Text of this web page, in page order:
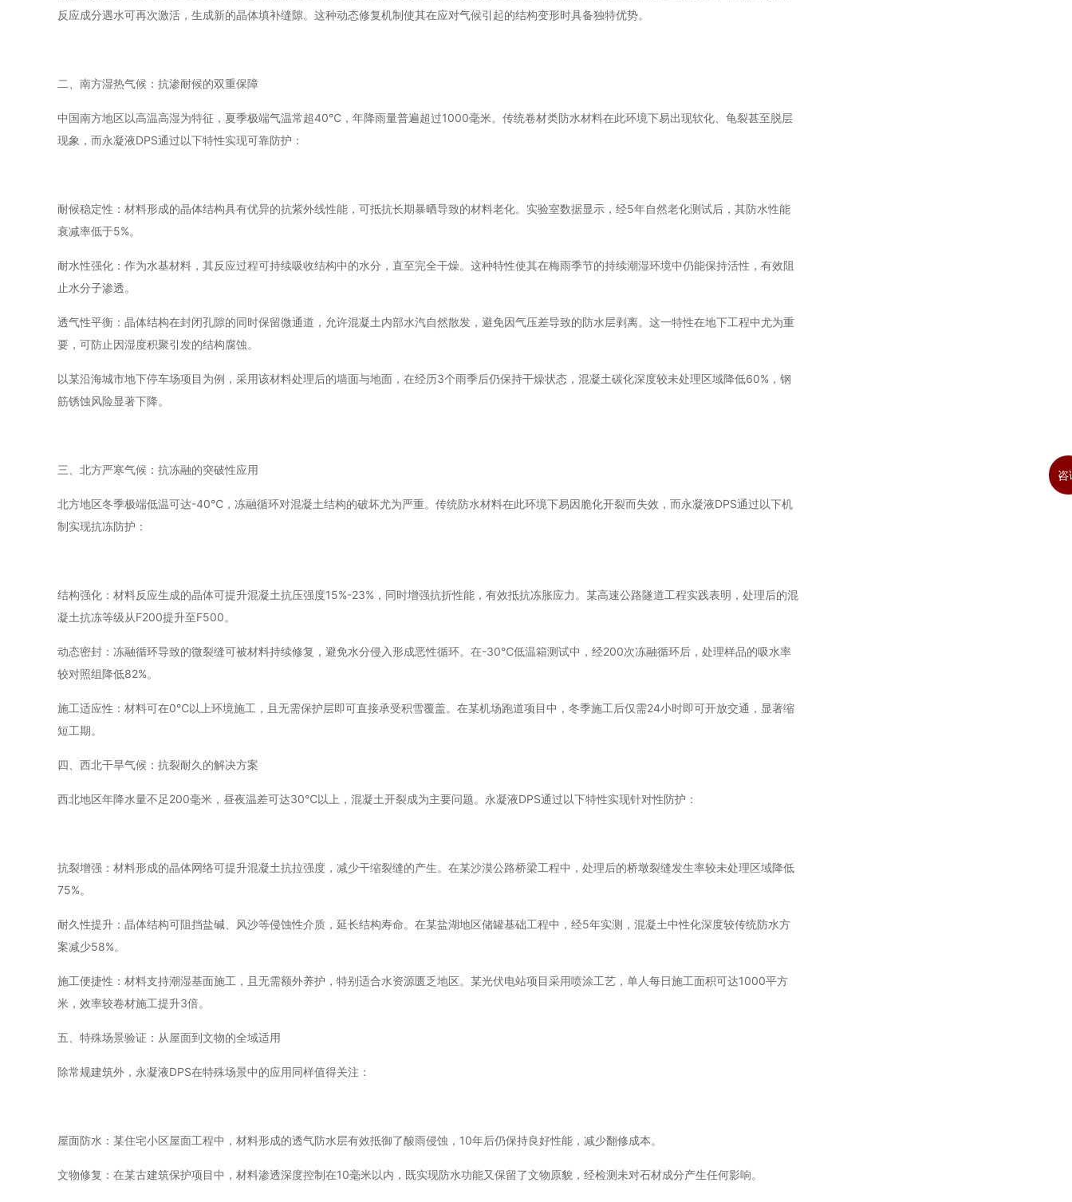
反应成分遇水可再次激活，生成新的晶体填补缝隙。这种动态修复机制使其在应对气候引起的结构变形时具备独特优势。
二、南方湿热气候：抗渗耐候的双重保障
中国南方地区以高温高湿为特征，夏季极端气温常超40℃，年降雨量普遍超过1000毫米。传统卷材类防水材料在此环境下易出现软化、龟裂甚至脱层
现象，而永凝液DPS通过以下特性实现可靠防护：
耐候稳定性：材料形成的晶体结构具有优异的抗紫外线性能，可抵抗长期暴晒导致的材料老化。实验室数据显示，经5年自然老化测试后，其防水性能
衰减率低于5%。
耐水性强化：作为水基材料，其反应过程可持续吸收结构中的水分，直至完全干燥。这种特性使其在梅雨季节的持续潮湿环境中仍能保持活性，有效阻
止水分子渗透。
透气性平衡：晶体结构在封闭孔隙的同时保留微通道，允许混凝土内部水汽自然散发，避免因气压差导致的防水层剥离。这一特性在地下工程中尤为重
要，可防止因湿度积聚引发的结构腐蚀。
以某沿海城市地下停车场项目为例，采用该材料处理后的墙面与地面，在经历3个雨季后仍保持干燥状态，混凝土碳化深度较未处理区域降低60%，钢
筋锈蚀风险显著下降。
三、北方严寒气候：抗冻融的突破性应用
北方地区冬季极端低温可达-40℃，冻融循环对混凝土结构的破坏尤为严重。传统防水材料在此环境下易因脆化开裂而失效，而永凝液DPS通过以下机
制实现抗冻防护：
结构强化：材料反应生成的晶体可提升混凝土抗压强度15%-23%，同时增强抗折性能，有效抵抗冻胀应力。某高速公路隧道工程实践表明，处理后的混
凝土抗冻等级从F200提升至F500。
动态密封：冻融循环导致的微裂缝可被材料持续修复，避免水分侵入形成恶性循环。在-30℃低温箱测试中，经200次冻融循环后，处理样品的吸水率
较对照组降低82%。
施工适应性：材料可在0℃以上环境施工，且无需保护层即可直接承受积雪覆盖。在某机场跑道项目中，冬季施工后仅需24小时即可开放交通，显著缩
短工期。
四、西北干旱气候：抗裂耐久的解决方案
西北地区年降水量不足200毫米，昼夜温差可达30℃以上，混凝土开裂成为主要问题。永凝液DPS通过以下特性实现针对性防护：
抗裂增强：材料形成的晶体网络可提升混凝土抗拉强度，减少干缩裂缝的产生。在某沙漠公路桥梁工程中，处理后的桥墩裂缝发生率较未处理区域降低
75%。
耐久性提升：晶体结构可阻挡盐碱、风沙等侵蚀性介质，延长结构寿命。在某盐湖地区储罐基础工程中，经5年实测，混凝土中性化深度较传统防水方
案减少58%。
施工便捷性：材料支持潮湿基面施工，且无需额外养护，特别适合水资源匮乏地区。某光伏电站项目采用喷涂工艺，单人每日施工面积可达1000平方
米，效率较卷材施工提升3倍。
五、特殊场景验证：从屋面到文物的全域适用
除常规建筑外，永凝液DPS在特殊场景中的应用同样值得关注：
屋面防水：某住宅小区屋面工程中，材料形成的透气防水层有效抵御了酸雨侵蚀，10年后仍保持良好性能，减少翻修成本。
文物修复：在某古建筑保护项目中，材料渗透深度控制在10毫米以内，既实现防水功能又保留了文物原貌，经检测未对石材成分产生任何影响。
咨